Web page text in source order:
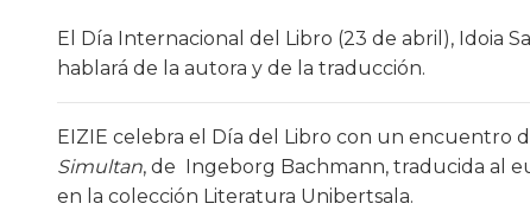
El Día Internacional del Libro (23 de abril), Idoia
hablará de la autora y de la traducción.
EIZIE celebra el Día del Libro con un encuentro
Simultan, de Ingeborg Bachmann, traducida al
en la colección Literatura Unibertsala.